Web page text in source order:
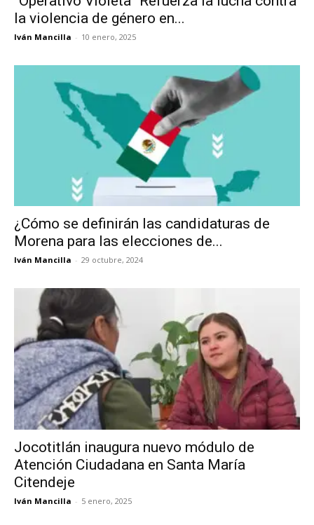
la violencia de género en...
Iván Mancilla - 10 enero, 2025
¿Cómo se definirán las candidaturas de
Morena para las elecciones de...
Iván Mancilla - 29 octubre, 2024
Jocotitlán inaugura nuevo módulo de
Atención Ciudadana en Santa María
Citendeje
Iván Mancilla - 5 enero, 2025